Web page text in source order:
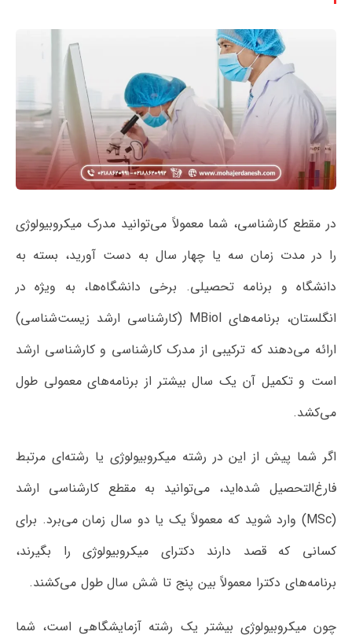
در مقطع کارشناسی، شما معمولاً می‌توانید مدرک میکروبیولوژی
را در مدت زمان سه یا چهار سال به دست آورید، بسته به
دانشگاه و برنامه تحصیلی. برخی دانشگاه‌ها، به ویژه در
انگلستان، برنامه‌های MBiol (کارشناسی ارشد زیست‌شناسی)
ارائه می‌دهند که ترکیبی از مدرک کارشناسی و کارشناسی ارشد
است و تکمیل آن یک سال بیشتر از برنامه‌های معمولی طول
می‌کشد.
اگر شما پیش از این در رشته میکروبیولوژی یا رشته‌ای مرتبط
فارغ‌التحصیل شده‌اید، می‌توانید به مقطع کارشناسی ارشد
(MSc) وارد شوید که معمولاً یک یا دو سال زمان می‌برد. برای
کسانی که قصد دارند دکترای میکروبیولوژی را بگیرند،
برنامه‌های دکترا معمولاً بین پنج تا شش سال طول می‌کشند.
چون میکروبیولوژی بیشتر یک رشته آزمایشگاهی است، شما